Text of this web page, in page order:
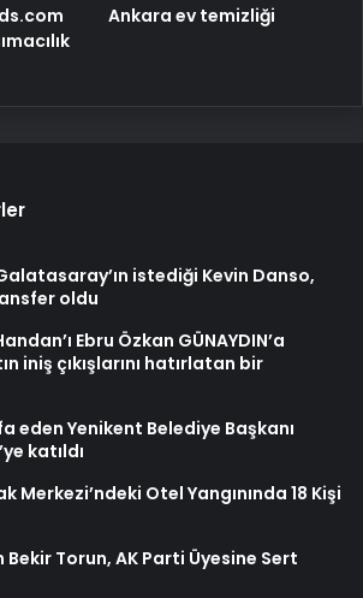
Ankara ev temizliği
istediği Kevin Danso,
oldu
Ebru Özkan GÜNAYDIN’a
iniş çıkışlarını hatırlatan bir
eden Yenikent Belediye Başkanı
katıldı
Merkezi’ndeki Otel Yangınında 18 Kişi
Bekir Torun, AK Parti Üyesine Sert